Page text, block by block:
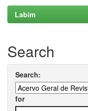
Labim
Search
Search:
for